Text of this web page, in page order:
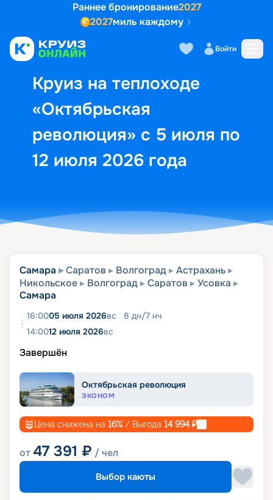
Раннее бронирование2027
2027миль каждому
Войти
Круиз на теплоходе
«Октябрьская
революция» с 5 июля по
12 июля 2026 года
Выбор кают Маршрут и
Самара Саратов Волгоград
Астрахань
Никольское
Волгоград Саратов
Усовка
Самара
16:0005 июля 2026вс 8 дн/7 нч
14:0012 июля 2026вс
Завершён
Октябрьская революция
ЭКОНОМ
Цена снижена на 16% / Выгода 14 994 ₽
от47 391 ₽ / чел
Выбор каюты